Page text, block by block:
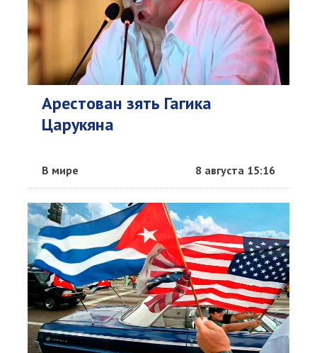
Арестован зять Гагика
Царукяна
В мире 8 августа 15:16